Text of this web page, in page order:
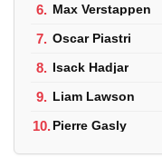
6. Max Verstappen
7. Oscar Piastri
8. Isack Hadjar
9. Liam Lawson
10.Pierre Gasly